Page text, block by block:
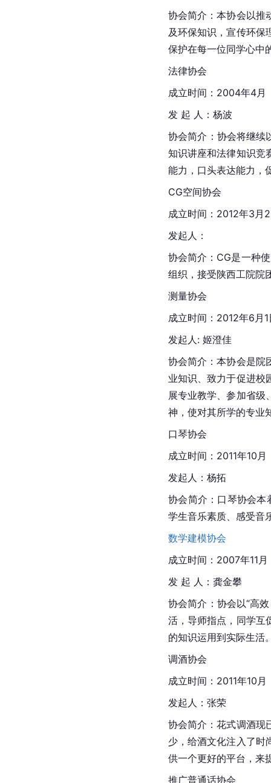
协会简介：本协会以推
及环保知识，宣传环保
保护在每一位同学心中
法律协会
成立时间：2004年4月
发 起 人：杨波
协会简介：协会将继续
知识讲座和法律知识竞
能力，口头表达能力，
CG空间协会
成立时间：2012年3月
发起人：
协会简介：CG是一种
组织，接受陕西工院院
测量协会
成立时间：2012年6月1
发起人: 姬澄佳
协会简介：本协会是院
业知识、致力于促进校
展专业教学、参加省级
神，使对其所学的专业
口琴协会
成立时间：2011年10月
发起人：杨拓
协会简介：口琴协会本
学生音乐素质、感受音
数学建模协会
成立时间：2007年11月
发 起 人：龚金攀
协会简介：协会以“高
活，导师指点，同学互
的知识运用到实际生活
调酒协会
成立时间：2011年10月
发起人：张荣
协会简介：花式调酒现
少，给酒文化注入了时
供一个更好的平台，来
推广普通话协会